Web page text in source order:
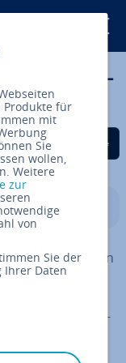
Al­ter­
teilenteilen
LinkedIn
viele Un­ter­neh­
Für einen
auch Google-
wie
in Such­netz­
Medien.
Reich­
Produkte für
mit
Sie
wollen,
Weitere
zur
von
Sie der
Daten